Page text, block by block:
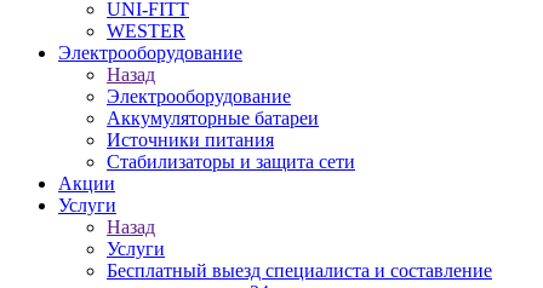
UNI-FITT
WESTER
Электрооборудование
Назад
Электрооборудование
Аккумуляторные батареи
Источники питания
Стабилизаторы и защита сети
Акции
Услуги
Назад
Услуги
Бесплатный выезд специалиста и составление